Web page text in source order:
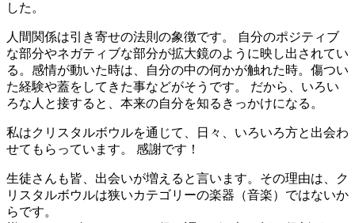
した。
人間関係は引き寄せの法則の象徴です。 自分のポジティブ
な部分やネガティブな部分が拡大鏡のように映し出されてい
る。感情が動いた時は、自分の中の何かが触れた時。傷つい
た経験や蓋をしてきた事などがそうです。 だから、いろい
ろな人と接すると、本来の自分を知るきっかけになる。
私はクリスタルボウルを通じて、日々、いろいろ方と出会わ
せてもらっています。 感謝です！
生徒さんも皆、出会いが増えると言います。その理由は、ク
リスタルボウルは狭いカテゴリーの楽器（音楽）ではないか
らです。